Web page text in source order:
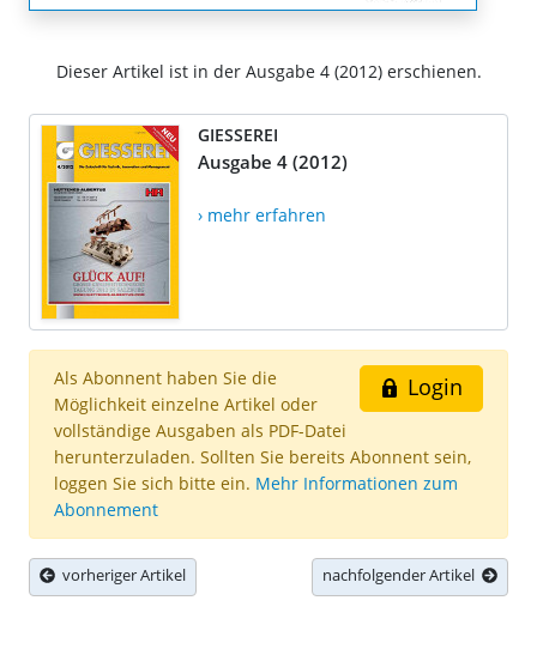
Dieser Artikel ist in der Ausgabe 4 (2012) erschienen.
GIESSEREI
Ausgabe 4 (2012)
› mehr erfahren
Login
Als Abonnent haben Sie die
Möglichkeit einzelne Artikel oder
vollständige Ausgaben als PDF-Datei
herunterzuladen. Sollten Sie bereits Abonnent sein,
loggen Sie sich bitte ein. Mehr Informationen zum
Abonnement
vorheriger Artikel nachfolgender Artikel